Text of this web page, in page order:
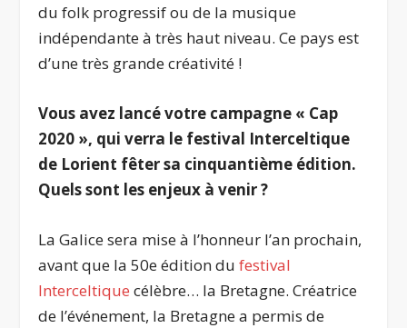
du folk progressif ou de la musique
indépendante à très haut niveau. Ce pays est
d’une très grande créativité !
Vous avez lancé votre campagne « Cap
2020 », qui verra le festival Interceltique
de Lorient fêter sa cinquantième édition.
Quels sont les enjeux à venir ?
La Galice sera mise à l’honneur l’an prochain,
avant que la 50e édition dufestival
Interceltique célèbre… la Bretagne. Créatrice
de l’événement, la Bretagne a permis de